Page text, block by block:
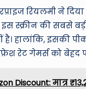
रियलमी ने दिया
इस स्क्रीन की सबसे
हालांकि, इसकी
रेट गेमर्स को बेहद
Discount: मात्र